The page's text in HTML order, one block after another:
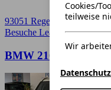
93051 Regensburg
Besuche Leasingmarkt➚
BMW 216
Cookies/
teilweise
Wir